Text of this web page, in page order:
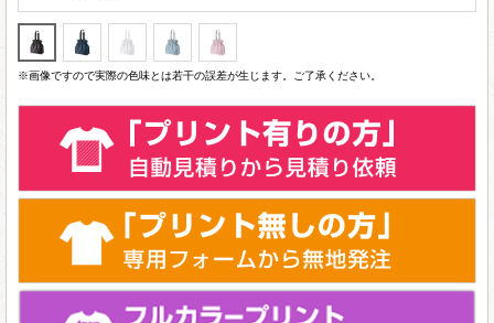
※画像ですので実際の色味とは若干の誤差が生じます。ご了承ください。